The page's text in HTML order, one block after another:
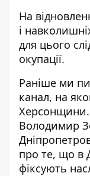
На
і
для цього
окупації.
Раніше ми
канал, на
Херсонщини
Володимир
про те, що в
фіксують